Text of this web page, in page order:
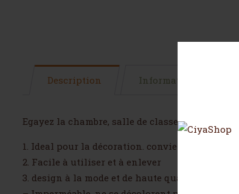
Description Informations
Egayez la chambre, salle de classe, des
1. Ideal pour la décoration. convient à tous les
2. Facile à utiliser et à enlever
3. design à la mode et de haute qualité